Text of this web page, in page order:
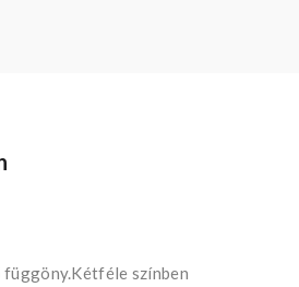
függöny.Kétféle színben